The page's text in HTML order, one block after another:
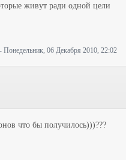
живут ради одной цели
- Понедельник, 06 Декабря 2010, 22:02
что бы получилось)))???